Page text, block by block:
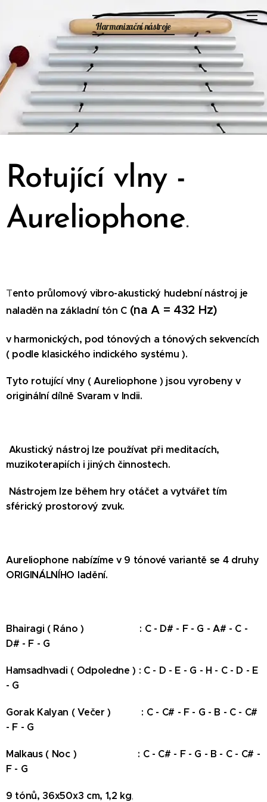
Harmonizační nástroje
Rotující vlny -
Aureliophone.
Tento průlomový vibro-akustický hudební nástroj je
naladěn na základní tón C (na A = 432 Hz)
v harmonických, pod tónových a tónových sekvencích
( podle klasického indického systému ).
Tyto rotující vlny ( Aureliophone ) jsou vyrobeny v
originální dílně Svaram v Indii.
Akustický nástroj lze používat při meditacích,
muzikoterapiích i jiných činnostech.
Nástrojem lze během hry otáčet a vytvářet tím
sférický prostorový zvuk.
Aureliophone nabízíme v 9 tónové variantě se 4 druhy
ORIGINÁLNÍHO ladění.
Bhairagi ( Ráno ) : C - D# - F - G - A# - C -
D# - F - G
Hamsadhvadi ( Odpoledne ) : C - D - E - G - H - C - D - E
- G
Gorak Kalyan ( Večer ) : C - C# - F - G - B - C - C#
- F - G
Malkaus ( Noc ) : C - C# - F - G - B - C - C# -
F - G
9 tónů, 36x50x3 cm, 1,2 kg,